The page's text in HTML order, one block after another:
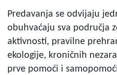
Predavanja se odvijaju
obuhvaćaju sva područja
aktivnosti, pravilne
ekologije, kroničnih
prve pomoći i